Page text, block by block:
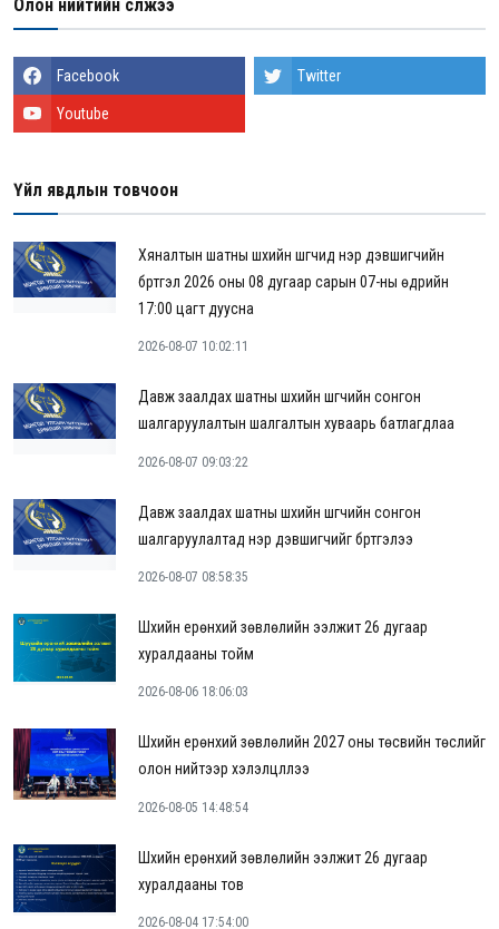
Олон нийтийн сүлжээ
Facebook Twitter
Youtube
Үйл явдлын товчоон
Хяналтын шатны шүүхийн шүүгчид нэр дэвшигчийн
бүртгэл 2026 оны 08 дугаар сарын 07-ны өдрийн
17:00 цагт дуусна
2026-08-07 10:02:11
Давж заалдах шатны шүүхийн шүүгчийн сонгон
шалгаруулалтын шалгалтын хуваарь батлагдлаа
2026-08-07 09:03:22
Давж заалдах шатны шүүхийн шүүгчийн сонгон
шалгаруулалтад нэр дэвшигчийг бүртгэлээ
2026-08-07 08:58:35
Шүүхийн ерөнхий зөвлөлийн ээлжит 26 дугаар
хуралдааны тойм
2026-08-06 18:06:03
Шүүхийн ерөнхий зөвлөлийн 2027 оны төсвийн төслийг
олон нийтээр хэлэлцүүллээ
2026-08-05 14:48:54
Шүүхийн ерөнхий зөвлөлийн ээлжит 26 дугаар
хуралдааны тов
2026-08-04 17:54:00